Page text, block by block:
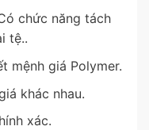
chức năng tách
tệ..
mệnh giá Polymer.
khác nhau.
xác.